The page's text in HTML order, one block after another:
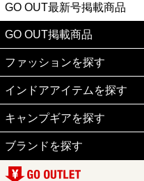
GO OUT最新号掲載商品
GO OUT掲載商品
ファッションを探す
インドアアイテムを探す
キャンプギアを探す
ブランドを探す